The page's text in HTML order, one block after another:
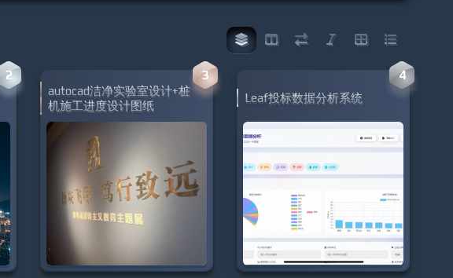
2 3
autocad洁净实验室设计+桩
机施工进度设计图纸
4
Leaf投标数据分析系统